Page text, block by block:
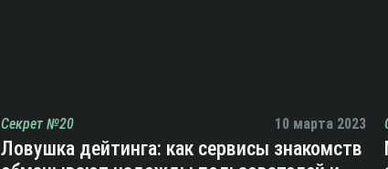
Секрет №20 10 марта 2023
Ловушка дейтинга: как сервисы знакомств